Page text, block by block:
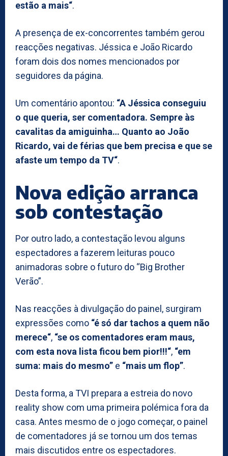
estão a mais“.
A presença de ex-concorrentes também gerou
reacções negativas. Jéssica e João Ricardo
foram dois dos nomes mencionados por
seguidores da página.
Um comentário apontou: “A Jéssica conseguiu
o que queria, ser comentadora. Sempre às
cavalitas da amiguinha… Quanto ao João
Ricardo, vai de férias que bem precisa e que se
afaste um tempo da TV“.
Nova edição arranca
sob contestação
Por outro lado, a contestação levou alguns
espectadores a fazerem leituras pouco
animadoras sobre o futuro do “Big Brother
Verão”.
Nas reacções à divulgação do painel, surgiram
expressões como “é só dar tachos a quem não
merece“, “se os comentadores eram maus,
com esta nova lista ficou bem pior!!!“, “em
suma: mais do mesmo” e “mais um flop”.
Desta forma, a TVI prepara a estreia do novo
reality show com uma primeira polémica fora da
casa. Antes mesmo de o jogo começar, o painel
de comentadores já se tornou um dos temas
mais discutidos entre os espectadores.